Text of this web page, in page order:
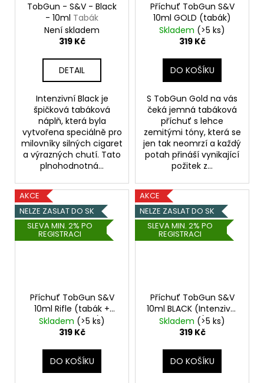
TobGun - S&V - Black
- 10ml Tabák
Není skladem
319 Kč
DETAIL
Intenzivní Black je
špičková tabáková
náplň, která byla
vytvořena speciálně pro
milovníky silných cigaret
a výrazných chutí. Tato
plnohodnotná...
Příchuť TobGun S&V
10ml GOLD (tabák)
Skladem (>5 ks)
319 Kč
DO KOŠÍKU
S TobGun Gold na vás
čeká jemná tabáková
příchuť s lehce
zemitými tóny, která se
jen tak neomrzí a každý
potah přináší vynikající
požitek z...
AKCE
NELZE ZASLAT DO SK
SLEVA MIN. 2% PO
REGISTRACI
Příchuť TobGun S&V
10ml Rifle (tabák +
lískový oříšek)
Skladem (>5 ks)
319 Kč
DO KOŠÍKU
AKCE
NELZE ZASLAT DO SK
SLEVA MIN. 2% PO
REGISTRACI
Příchuť TobGun S&V
10ml BLACK (Intenzivní
tabák)
Skladem (>5 ks)
319 Kč
DO KOŠÍKU